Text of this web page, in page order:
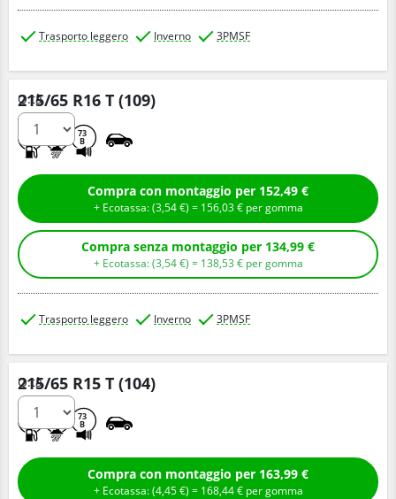
Trasporto leggero Inverno 3PMSF
215/65 R16 T (109)
73
B
Q.tà
Compra con montaggio per 152,49 €
+ Ecotassa: (3,54€ ) = 156,03€ per gomma
Compra senza montaggio per 134,99 €
+ Ecotassa: (3,54€ ) = 138,53 € per gomma
Trasporto leggero Inverno 3PMSF
215/65 R15 T (104)
73
B
Q.tà
Compra con montaggio per 163,99 €
+ Ecotassa: (4,45€ ) = 168,44€ per gomma